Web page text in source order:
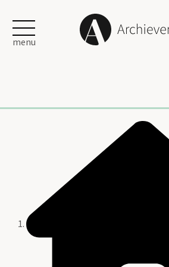
menu